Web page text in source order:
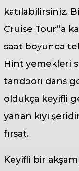
katılabilirsiniz.
Cruise Tour’’a
saat boyunca
Hint yemekleri
tandoori dans
oldukça keyifli
yanan kıyı
fırsat.
Keyifli bir